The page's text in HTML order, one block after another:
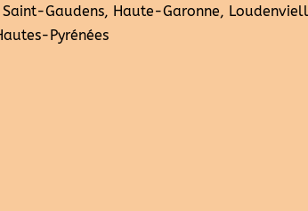
Gaudens, Haute-Garonne,
Pyrénées